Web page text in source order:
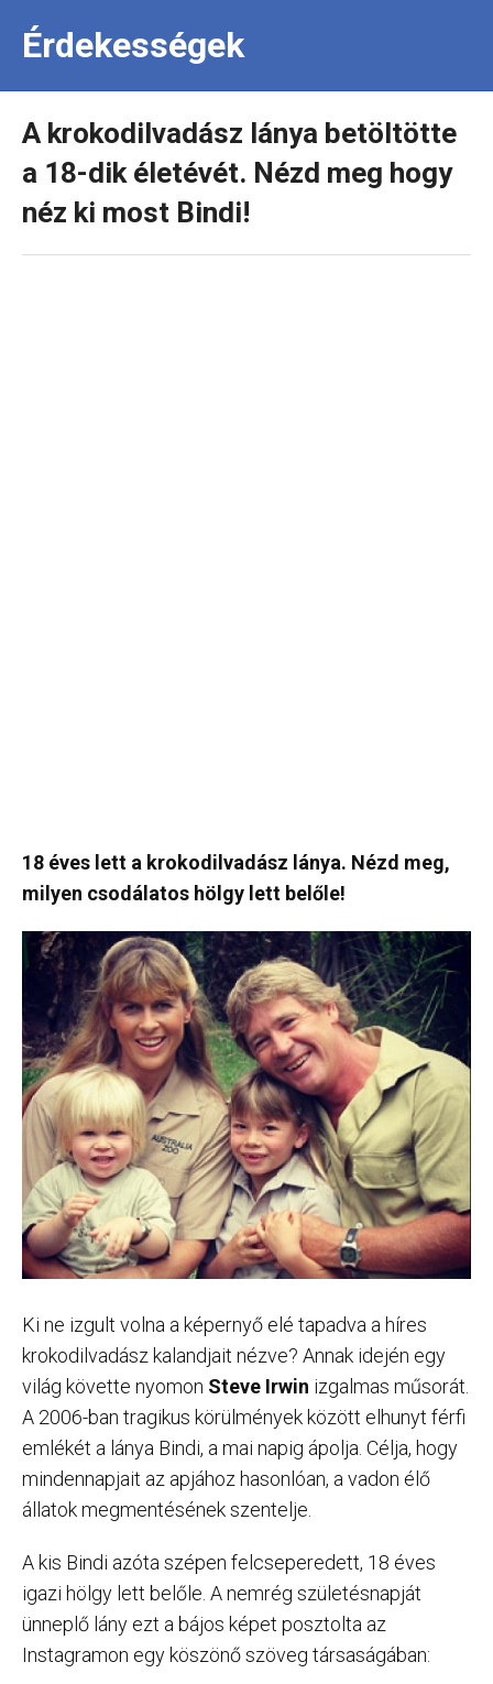
Érdekességek
A krokodilvadász lánya betöltötte
a 18-dik életévét. Nézd meg hogy
néz ki most Bindi!
18 éves lett a krokodilvadász lánya. Nézd meg,
milyen csodálatos hölgy lett belőle!
Ki ne izgult volna a képernyő elé tapadva a híres
krokodilvadász kalandjait nézve? Annak idején egy
világ követte nyomon Steve Irwin izgalmas műsorát.
A 2006-ban tragikus körülmények között elhunyt férfi
emlékét a lánya Bindi, a mai napig ápolja. Célja, hogy
mindennapjait az apjához hasonlóan, a vadon élő
állatok megmentésének szentelje.
A kis Bindi azóta szépen felcseperedett, 18 éves
igazi hölgy lett belőle. A nemrég születésnapját
ünneplő lány ezt a bájos képet posztolta az
Instagramon egy köszönő szöveg társaságában: